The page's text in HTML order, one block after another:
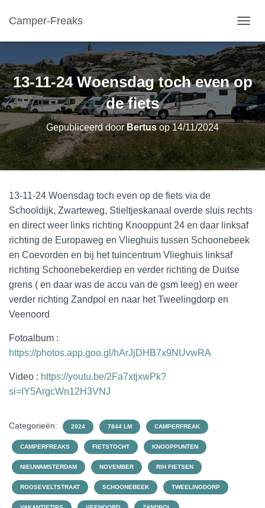
Camper-Freaks
13-11-24 Woensdag toch even op
de fiets
Gepubliceerd doorBertusop14/11/2024
13-11-24 Woensdag toch even op de fiets via de
Schooldijk, Zwarteweg, Stieltjeskanaal overde sluis rechts
en direct weer links richting Knooppunt 24 en daar linksaf
richting de Europaweg en Vlieghuis tussen Schoonebeek
en Coevorden en bij het tuincentrum Vlieghuis linksaf
richting Schoonebekerdiep en verder richting de Duitse
grens ( en daar was de accu van de gsm leeg) en weer
verder richting Zandpol en naar het Tweelingdorp en
Veenoord
Fotoalbum :
https://photos.app.goo.gl/hArJjDHB7x9NUvwRA
Video : https://youtu.be/2Fa7xtjxwPk?
si=IY5ArgcWn12H3VNJ
Categorieën: 2024 7844 LM CAMPERFREAK
CAMPERFREAKS FIETSTOCHT KNOOPPUNTEN
NIEUWAMSTERDAM NOVEMBER RIH FIETSEN
ROOSEVELTSTRAAT SCHOONEBEEK TWEELINGDORP